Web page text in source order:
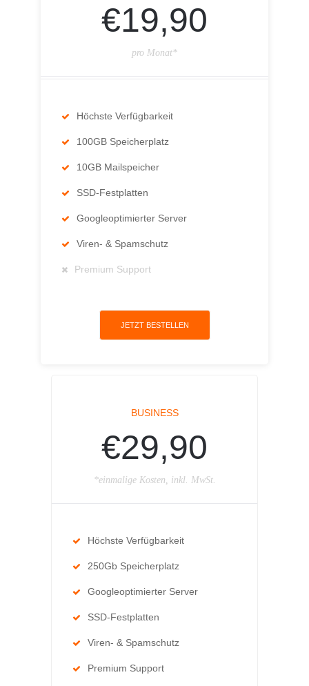
€19,90
pro Monat*
Höchste Verfügbarkeit
100GB Speicherplatz
10GB Mailspeicher
SSD-Festplatten
Googleoptimierter Server
Viren- & Spamschutz
Premium Support
JETZT BESTELLEN
BUSINESS
€29,90
*einmalige Kosten, inkl. MwSt.
Höchste Verfügbarkeit
250Gb Speicherplatz
Googleoptimierter Server
SSD-Festplatten
Viren- & Spamschutz
Premium Support